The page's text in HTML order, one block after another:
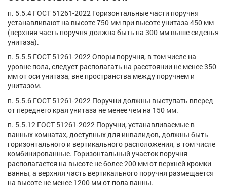
п. 5.5.4 ГОСТ 51261-2022 Горизонтальные части поручня
устанавливают на высоте 750 мм при высоте унитаза 450 мм
(верхняя часть поручня должна быть на 300 мм выше сиденья
унитаза).
п. 5.5.5 ГОСТ 51261-2022 Опоры поручня, в том числе на
уровне пола, следует располагать на расстоянии не менее 350
мм от оси унитаза, вне пространства между поручнем и
унитазом.
п. 5.5.6 ГОСТ 51261-2022 Поручни должны выступать вперед
от переднего края унитаза не менее чем на 150 мм.
п. 5.5.12 ГОСТ 51261-2022 Поручни, устанавливаемые в
ванных комнатах, доступных для инвалидов, должны быть
горизонтального и вертикального расположения, в том числе
комбинированные. Горизонтальный участок поручня
располагается на высоте не более 200 мм от верхней кромки
ванны, а верхняя часть вертикального поручня размещается
на высоте не менее 1200 мм от пола ванны.